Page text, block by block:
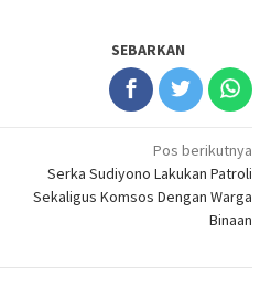
SEBARKAN
Pos berikutnya
Serka Sudiyono Lakukan Patroli
Sekaligus Komsos Dengan Warga
Binaan